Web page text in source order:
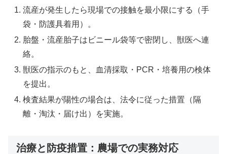
流産が発生したら現場での接触を最小限にする（手
袋・防護具着用）。
胎盤・流産胎子はビニール袋等で密閉し、獣医へ連
絡。
獣医の指示のもと、血清採取・PCR・培養用の検体
を提出。
検査結果が陽性の場合は、法令に従った措置（隔
離・淘汰・届け出）を実施。
治療と防疫措置：農場での実務対応